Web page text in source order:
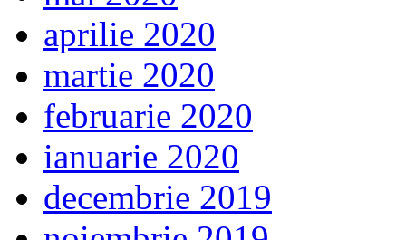
aprilie 2020
martie 2020
februarie 2020
ianuarie 2020
decembrie 2019